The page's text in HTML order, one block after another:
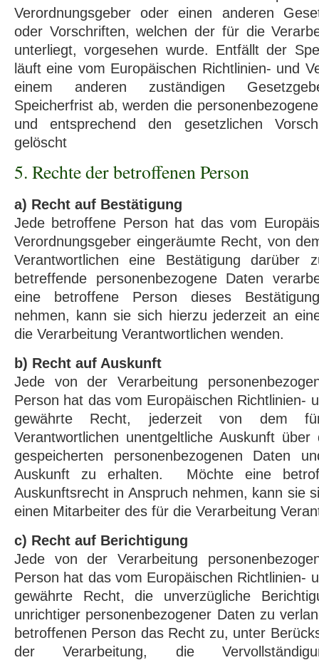
Verordnungsgeber oder einen anderen
oder Vorschriften, welchen der für die
unterliegt, vorgesehen wurde. Entfällt der
läuft eine vom Europäischen Richtlinien- und
einem anderen zuständigen
Speicherfrist ab, werden die
und entsprechend den gesetzlichen
gelöscht
5. Rechte der betroffenen Person
a) Recht auf Bestätigung
Jede betroffene Person hat das vom
Verordnungsgeber eingeräumte Recht, von
Verantwortlichen eine Bestätigung darüber
betreffende personenbezogene Daten
eine betroffene Person dieses
nehmen, kann sie sich hierzu jederzeit an
die Verarbeitung Verantwortlichen wenden.
b) Recht auf Auskunft
Jede von der Verarbeitung
Person hat das vom Europäischen Richtlinien-
gewährte Recht, jederzeit von dem
Verantwortlichen unentgeltliche Auskunft
gespeicherten personenbezogenen Daten
Auskunft zu erhalten. Möchte eine
Auskunftsrecht in Anspruch nehmen, kann sie
einen Mitarbeiter des für die Verarbeitung
c) Recht auf Berichtigung
Jede von der Verarbeitung
Person hat das vom Europäischen Richtlinien-
gewährte Recht, die unverzügliche
unrichtiger personenbezogener Daten zu
betroffenen Person das Recht zu, unter
der Verarbeitung, die